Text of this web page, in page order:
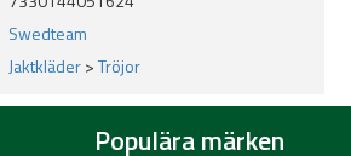
Swedteam
Jaktkläder>Tröjor
Populära märken